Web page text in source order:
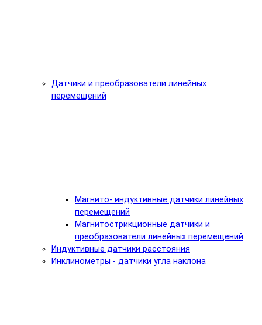
Датчики и преобразователи линейных
перемещений
Магнито- индуктивные датчики линейных
перемещений
Магнитострикционные датчики и
преобразователи линейных перемещений
Индуктивные датчики расстояния
Инклинометры - датчики угла наклона